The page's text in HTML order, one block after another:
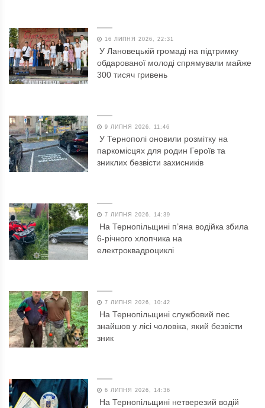
16 ЛИПНЯ 2026, 22:31
У Лановецькій громаді на підтримку
обдарованої молоді спрямували майже
300 тисяч гривень
9 ЛИПНЯ 2026, 11:46
У Тернополі оновили розмітку на
паркомісцях для родин Героїв та
зниклих безвісти захисників
7 ЛИПНЯ 2026, 14:39
На Тернопільщині п’яна водійка збила
6-річного хлопчика на
електроквадроциклі
7 ЛИПНЯ 2026, 10:42
На Тернопільщині службовий пес
знайшов у лісі чоловіка, який безвісти
зник
6 ЛИПНЯ 2026, 14:36
На Тернопільщині нетверезий водій